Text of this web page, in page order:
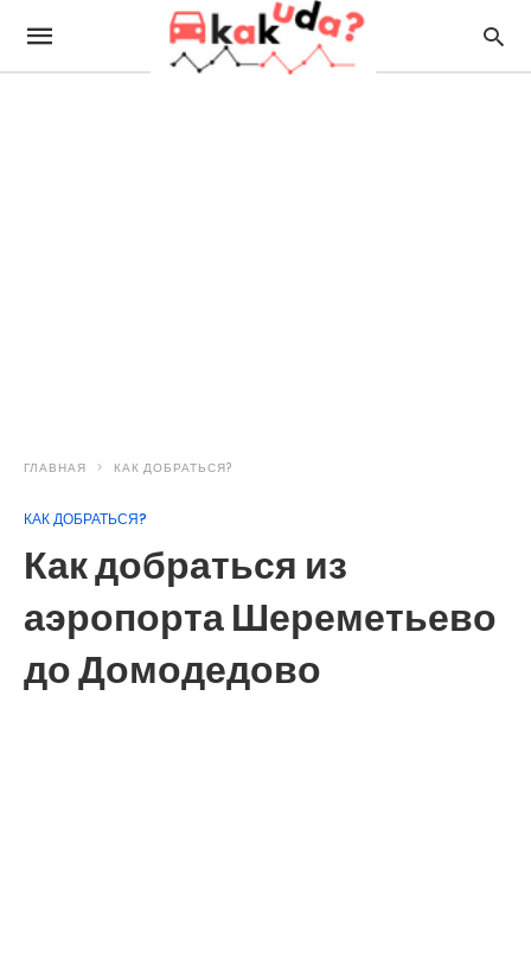
ГЛАВНАЯ КАК ДОБРАТЬСЯ?
КАК ДОБРАТЬСЯ?
Как добраться из
аэропорта Шереметьево
до Домодедово